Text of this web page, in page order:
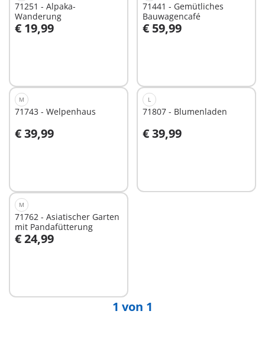
71251 - Alpaka-
Wanderung
€ 19,99
71441 - Gemütliches
Bauwagencafé
€ 59,99
M
71743 - Welpenhaus
€ 39,99
In den Warenkorb
L
71807 - Blumenladen
€ 39,99
In den Warenkorb
M
71762 - Asiatischer Garten
mit Pandafütterung
€ 24,99
In den Warenkorb
1 von 1